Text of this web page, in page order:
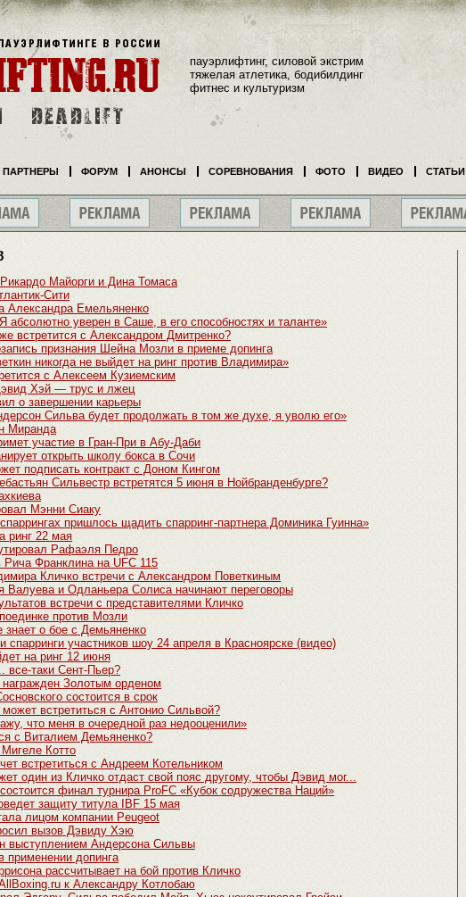
Майорги и Дина Томаса
Сити
Александра Емельяненко
абсолютно уверен в Саше, в его способностях и таланте»
встретится с Александром Дмитренко?
признания Шейна Мозли в приеме допинга
никогда не выйдет на ринг против Владимира»
с Алексеем Кузиемским
Хэй — трус и лжец
о завершении карьеры
Сильва будет продолжать в том же духе, я уволю его»
Миранда
участие в Гран-При в Абу-Даби
открыть школу бокса в Сочи
подписать контракт с Доном Кингом
Сильвестр встретятся 5 июня в Нойбранденбурге?
Мэнни Сиаку
пришлось щадить спарринг-партнера Доминика Гуинна»
ринг 22 мая
Рафаэля Педро
Франклина на UFC 115
Кличко встречи с Александром Поветкиным
Валуева и Одланьера Солиса начинают переговоры
встречи с представителями Кличко
против Мозли
о бое с Демьяненко
спарринги участников шоу 24 апреля в Красноярске (видео)
на ринг 12 июня
все-таки Сент-Пьер?
Золотым орденом
состоится в срок
встретиться с Антонио Сильвой?
что меня в очередной раз недооценили»
с Виталием Демьяненко?
Котто
встретиться с Андреем Котельником
один из Кличко отдаст свой пояс другому, чтобы Дэвид мог...
финал турнира ProFC «Кубок содружества Наций»
защиту титула IBF 15 мая
лицом компании Peugeot
вызов Дэвиду Хэю
выступлением Андерсона Сильвы
применении допинга
рассчитывает на бой против Кличко
к Александру Котлобаю
пауэрлифтинг, силовой экстрим
тяжелая атлетика, бодибилдинг
фитнес и культуризм
ПАРТНЕРЫ ФОРУМ АНОНСЫ СОРЕВНОВАНИЯ ФОТО ВИДЕО СТАТЬИ